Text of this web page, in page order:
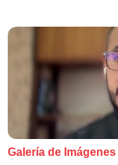
Galería de Imágenes